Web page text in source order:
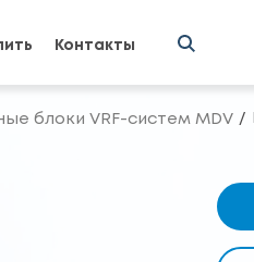
Контакты
блоки VRF-систем MDV